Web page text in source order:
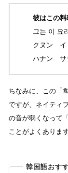
彼はこの
그는 이 요
クヌン
ハナン サ
ちなみに、この「
ですが、ネイティ
の音が弱くなって
ことがよくあります
韓国語おす